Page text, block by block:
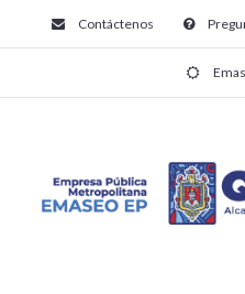
Contáctenos